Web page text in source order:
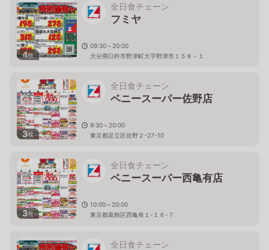
4枚
全日食チェーン
フミヤ
09:30～20:00
大分県臼杵市野津町大字野津市１５８－１
3枚
全日食チェーン
ベニースーパー佐野店
9:30～20:00
東京都足立区佐野２-27-10
3枚
全日食チェーン
ベニースーパー西亀有店
10:00～20:00
東京都葛飾区西亀有１-１６-７
全日食チェーン